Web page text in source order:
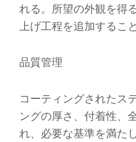
れる。所望の外観を得
上げ工程を追加するこ
品質管理
コーティングされたス
ングの厚さ、付着性、
れ、必要な基準を満た